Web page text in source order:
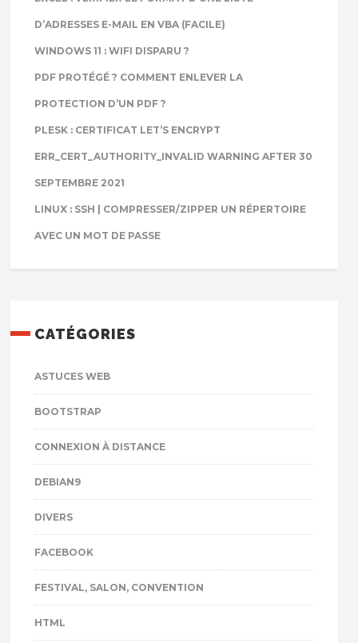
D’ADRESSES E-MAIL EN VBA (FACILE)
WINDOWS 11 : WIFI DISPARU ?
PDF PROTÉGÉ ? COMMENT ENLEVER LA
PROTECTION D’UN PDF ?
PLESK : CERTIFICAT LET’S ENCRYPT
ERR_CERT_AUTHORITY_INVALID WARNING AFTER 30
SEPTEMBRE 2021
LINUX : SSH | COMPRESSER/ZIPPER UN RÉPERTOIRE
AVEC UN MOT DE PASSE
CATÉGORIES
ASTUCES WEB
BOOTSTRAP
CONNEXION À DISTANCE
DEBIAN9
DIVERS
FACEBOOK
FESTIVAL, SALON, CONVENTION
HTML